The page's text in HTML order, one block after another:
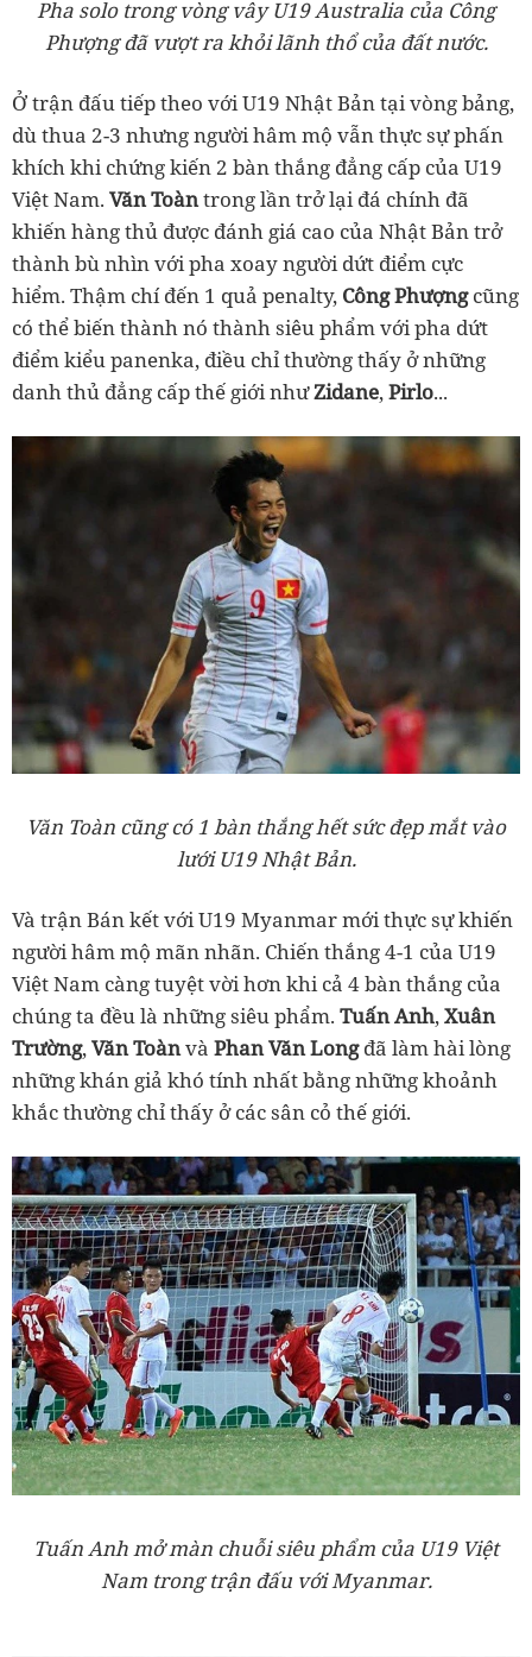
Pha solo trong vòng vây U19 Australia của Công
Phượng đã vượt ra khỏi lãnh thổ của đất nước.
Ở trận đấu tiếp theo với U19 Nhật Bản tại vòng bảng,
dù thua 2-3 nhưng người hâm mộ vẫn thực sự phấn
khích khi chứng kiến 2 bàn thắng đẳng cấp của U19
Việt Nam. Văn Toàntrong lần trở lại đá chính đã
khiến hàng thủ được đánh giá cao của Nhật Bản trở
thành bù nhìn với pha xoay người dứt điểm cực
hiểm. Thậm chí đến 1 quả penalty, Công Phượngcũng
có thể biến thành nó thành siêu phẩm với pha dứt
điểm kiểu panenka, điều chỉ thường thấy ở những
danh thủ đẳng cấp thế giới nhưZidane,Pirlo...
Văn Toàn cũng có 1 bàn thắng hết sức đẹp mắt vào
lưới U19 Nhật Bản.
Và trận Bán kết với U19 Myanmar mới thực sự khiến
người hâm mộ mãn nhãn. Chiến thắng 4-1 của U19
Việt Nam càng tuyệt vời hơn khi cả 4 bàn thắng của
chúng ta đều là những siêu phẩm. Tuấn Anh,Xuân
Trường,Văn Toànvà Phan Văn Longđã làm hài lòng
những khán giả khó tính nhất bằng những khoảnh
khắc thường chỉ thấy ở các sân cỏ thế giới.
Tuấn Anh mở màn chuỗi siêu phẩm của U19 Việt
Nam trong trận đấu với Myanmar.